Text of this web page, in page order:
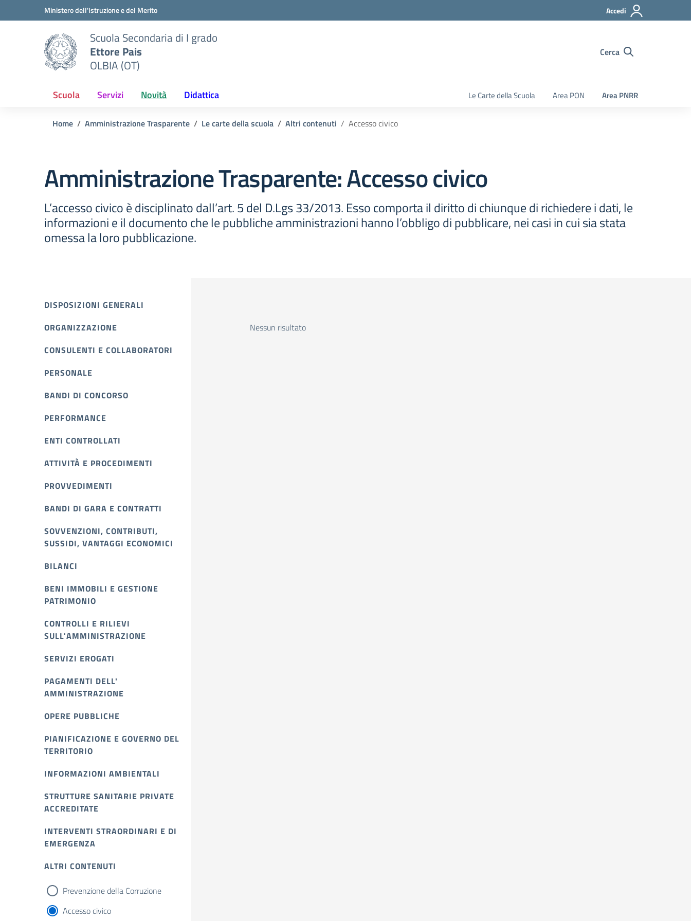
Vai ai contenuti
Vai al menu di navigazioneMinistero dell'Istruzione e del Merito Accedi
Scuola Secondaria di I grado
Ettore Pais
OLBIA (OT)
Cerca
Scuola Servizi Novità Didattica Le Carte della Scuola Area PON Area PNRR
Home Amministrazione Trasparente Le carte della scuola Altri contenuti Accesso civico
Amministrazione Trasparente:Accesso civico
L’accesso civico è disciplinato dall’art. 5 del D.Lgs 33/2013. Esso comporta il diritto di chiunque di richiedere i dati, le
informazioni e il documento che le pubbliche amministrazioni hanno l’obbligo di pubblicare, nei casi in cui sia stata
omessa la loro pubblicazione.
DISPOSIZIONI GENERALI
ORGANIZZAZIONE
CONSULENTI E COLLABORATORI
PERSONALE
BANDI DI CONCORSO
PERFORMANCE
ENTI CONTROLLATI
ATTIVITÀ E PROCEDIMENTI
PROVVEDIMENTI
BANDI DI GARA E CONTRATTI
SOVVENZIONI, CONTRIBUTI,
SUSSIDI, VANTAGGI ECONOMICI
BILANCI
BENI IMMOBILI E GESTIONE
PATRIMONIO
CONTROLLI E RILIEVI
SULL'AMMINISTRAZIONE
SERVIZI EROGATI
PAGAMENTI DELL'
AMMINISTRAZIONE
OPERE PUBBLICHE
PIANIFICAZIONE E GOVERNO DEL
TERRITORIO
INFORMAZIONI AMBIENTALI
STRUTTURE SANITARIE PRIVATE
ACCREDITATE
INTERVENTI STRAORDINARI E DI
EMERGENZA
ALTRI CONTENUTI
Prevenzione della Corruzione
Accesso civico
Nessun risultato